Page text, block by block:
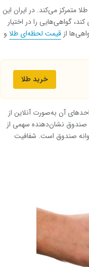
متمرکز می‌کند. در ایران این
گواهی‌هایی را در اختیار
از قیمت لحظه‌ای طلا و
خرید طلا
آن به‌صورت آنلاین از
صندوق نشان‌دهنده سهمی از
صندوق است. شفافیت